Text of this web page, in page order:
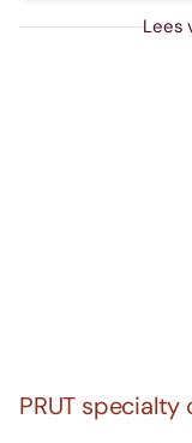
Lees
PRUT specialty